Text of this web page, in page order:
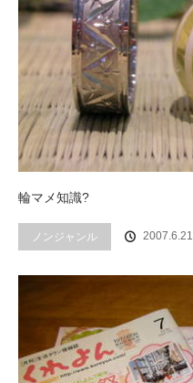
輪マメ知識?
ノンジャンル 2007.6.21